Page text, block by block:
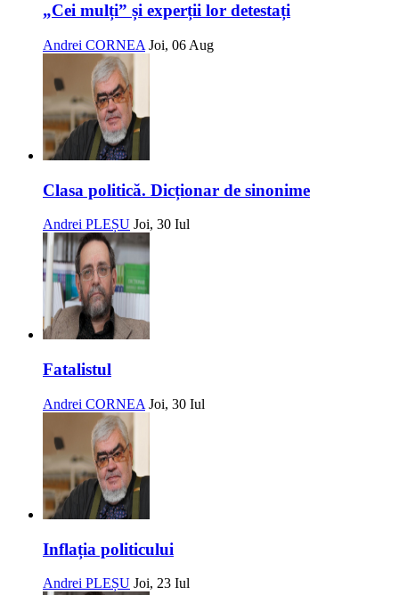
„Cei mulți” și experții lor detestați
Andrei CORNEA Joi, 06 Aug
Clasa politică. Dicționar de sinonime
Andrei PLEȘU Joi, 30 Iul
Fatalistul
Andrei CORNEA Joi, 30 Iul
Inflația politicului
Andrei PLEȘU Joi, 23 Iul